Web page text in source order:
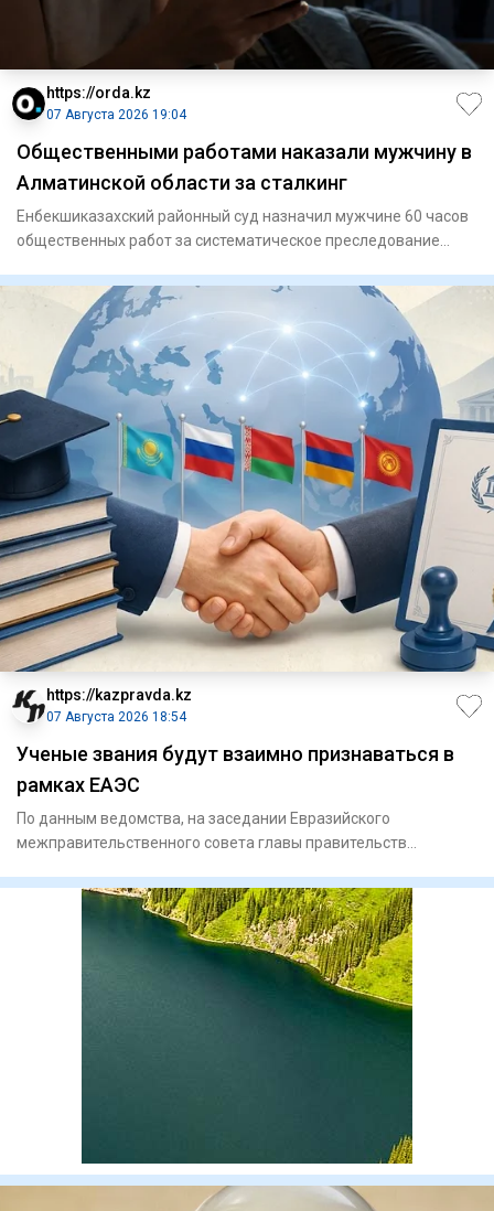
https://orda.kz
07 Августа 2026 19:04
Общественными работами наказали мужчину в
Алматинской области за сталкинг
Енбекшиказахский районный суд назначил мужчине 60 часов
общественных работ за систематическое преследование
https://kazpravda.kz
07 Августа 2026 18:54
Ученые звания будут взаимно признаваться в
рамках ЕАЭС
По данным ведомства, на заседании Евразийского
межправительственного совета главы правительств